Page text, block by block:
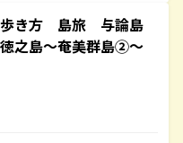
き方 島旅 与論島
之島～奄美群島②～